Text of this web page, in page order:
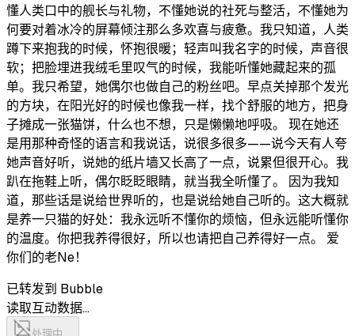
懂人类口中的舰长与礼物，不懂她说的社死与整活，不懂她为
何要对着冰冷的屏幕倾注那么多欢喜与疲惫。我只知道，人类
蹲下来抱我的时候，怀抱很暖；轻声叫我名字的时候，声音很
软；把脸埋进我绒毛里叹气的时候，我能听懂她藏起来的孤
单。我只希望，她偶尔也做自己的粉丝吧。早点关掉那个发光
的方块，在阳光好的时候也像我一样，找个舒服的地方，把身
子摊成一张猫饼，什么也不想，只是懒懒地呼吸。 现在她还
是用那种奇怪的语言和我说话，说很多很多——说今天有人夸
她声音好听，说她的纸片墙又长高了一点，说累但很开心。我
趴在拖鞋上听，偶尔眨眨眼睛，就当我全听懂了。 因为我知
道，那些话是说给世界听的，也是说给她自己听的。这大概就
是养一只猫的好处：我永远听不懂你的烦恼，但永远能听懂你
的温度。你把我养得很好，所以也请把自己养得好一点。 爱
你们的老Ne！
已转发到 Bubble
读取互动数据…